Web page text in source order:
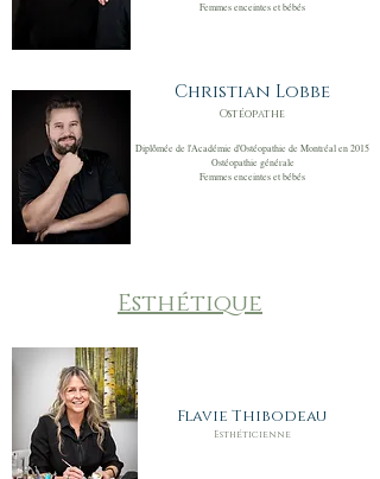
Femmes enceintes et bébés
Christian Lobbe
Ostéopathe
Diplômée de l'Académie d'Ostéopathie de Montréal en 2015
Ostéopathie générale
Femmes enceintes et bébés
Esthétique
Flavie Thibodeau
Esthéticienne